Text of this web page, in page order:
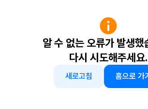
알 수 없는 오류가 발생했
다시 시도해주세요.
새로고침 홈으로 가기